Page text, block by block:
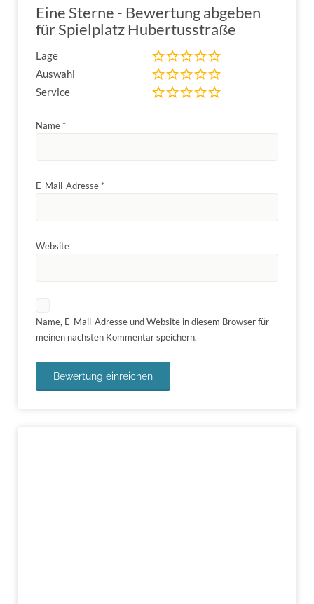
Eine Sterne - Bewertung abgeben
für Spielplatz Hubertusstraße
Lage
Auswahl
Service
Name *
E-Mail-Adresse *
Website
Name, E-Mail-Adresse und Website in diesem Browser für
meinen nächsten Kommentar speichern.